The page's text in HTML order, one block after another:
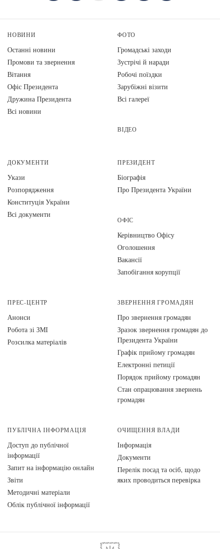
НОВИНИ
Останні новини
Промови та звернення
Вiтання
Офіс Президента
Дружина Президента
Всі новини
ФОТО
Громадські заходи
Зустрічі й наради
Робочі поїздки
Зарубіжні візити
Всі галереї
ВІДЕО
ДОКУМЕНТИ
Укази
Розпорядження
Конституція України
Всі документи
ПРЕЗИДЕНТ
Біографія
Про Президента України
ОФІС
Керівництво Офісу
Оголошення
Вакансії
Запобігання корупції
ПРЕС-ЦЕНТР
Анонси
Робота зі ЗМІ
Розсилка матеріалів
ЗВЕРНЕННЯ ГРОМАДЯН
Про звернення громадян
Зразок звернення громадян до
Президента України
Графік прийому громадян
Електронні петиції
Порядок прийому громадян
Стан опрацювання звернень
громадян
ПУБЛІЧНА ІНФОРМАЦІЯ
Доступ до публічної
інформації
Запит на інформацію онлайн
Звіти
Методичні матеріали
Облік публічної інформації
ОЧИЩЕННЯ ВЛАДИ
Інформація
Документи
Перелік посад та осіб, щодо
яких проводиться перевірка